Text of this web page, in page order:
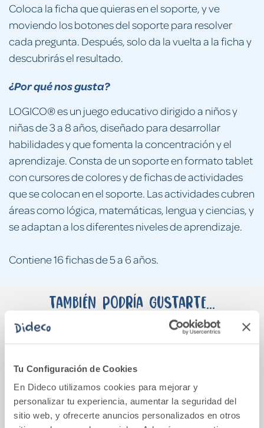
Tu Configuración de Cookies
En Dideco utilizamos cookies para mejorar y
personalizar tu experiencia, aumentar la seguridad del
sitio web, y ofrecerte anuncios personalizados en otros
Coloca la ficha que quieras en el soporte, y ve
moviendo los botones del soporte para resolver
cada pregunta. Después, solo da la vuelta a la ficha y
descubrirás el resultado.
¿Por qué nos gusta?
LOGICO® es un juego educativo dirigido a niños y
niñas de 3 a 8 años, diseñado para desarrollar
habilidades y que fomenta la concentración y el
aprendizaje. Consta de un soporte en formato tablet
con cursores de colores y de fichas de actividades
que se colocan en el soporte. Las actividades cubren
áreas como lógica, matemáticas, lengua y ciencias, y
se adaptan a los diferentes niveles de aprendizaje.
Contiene 16 fichas de 5 a 6 años.
También podría gustarte...